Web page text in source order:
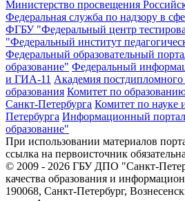
Министерство просвещения
Федеральная служба по надзору в
ФГБУ "Федеральный центр
"Федеральный институт
Федеральный образовательный
образование" Федеральный
и ГИА-11 Академия постдипломного
образования Комитет по
Санкт-Петербурга Комитет по науке
Петербурга Информационный портал
образование"
При использовании материалов
ссылка на первоисточник
© 2009 - 2026 ГБУ ДПО "Санкт-
качества образования и
190068, Санкт-Петербург,